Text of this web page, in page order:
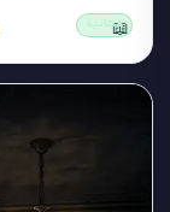
مجانية📖